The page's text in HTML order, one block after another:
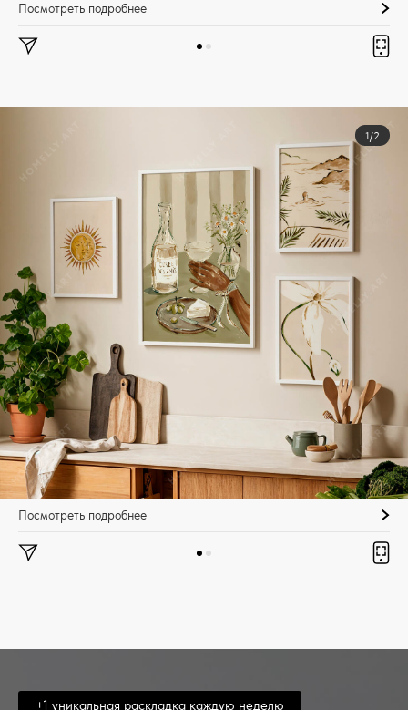
Посмотреть подробнее
1/2
Посмотреть подробнее
+1 уникальная раскладка каждую неделю